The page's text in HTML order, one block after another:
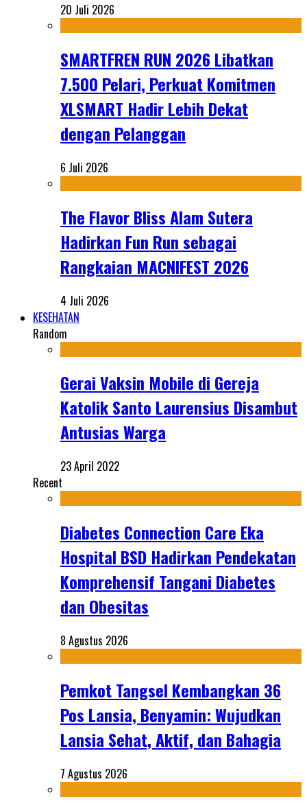
20 Juli 2026
SMARTFREN RUN 2026 Libatkan
7.500 Pelari, Perkuat Komitmen
XLSMART Hadir Lebih Dekat
dengan Pelanggan
6 Juli 2026
The Flavor Bliss Alam Sutera
Hadirkan Fun Run sebagai
Rangkaian MACNIFEST 2026
4 Juli 2026
KESEHATAN
Random
Gerai Vaksin Mobile di Gereja
Katolik Santo Laurensius Disambut
Antusias Warga
23 April 2022
Recent
Diabetes Connection Care Eka
Hospital BSD Hadirkan Pendekatan
Komprehensif Tangani Diabetes
dan Obesitas
8 Agustus 2026
Pemkot Tangsel Kembangkan 36
Pos Lansia, Benyamin: Wujudkan
Lansia Sehat, Aktif, dan Bahagia
7 Agustus 2026